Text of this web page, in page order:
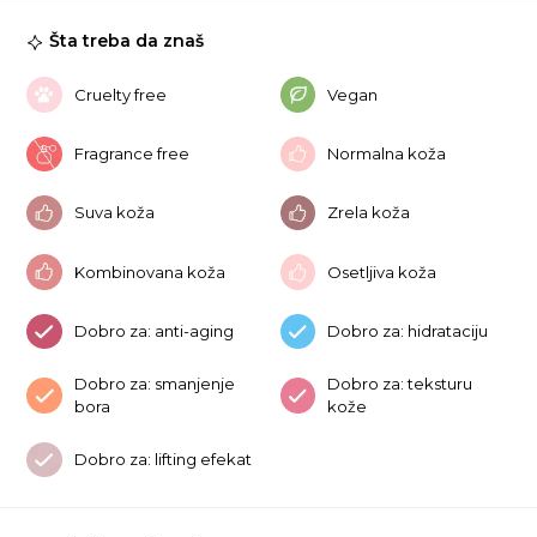
Šta treba da znaš
Cruelty free Vegan
Fragrance free Normalna koža
Suva koža Zrela koža
Kombinovana koža Osetljiva koža
Dobro za: anti-aging Dobro za: hidrataciju
Dobro za: smanjenje
bora
Dobro za: teksturu
kože
Dobro za: lifting efekat